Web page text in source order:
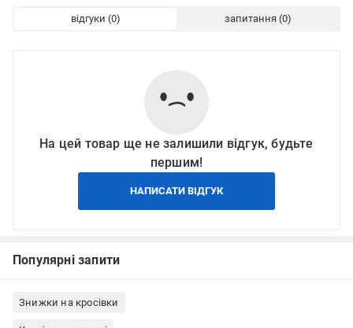
відгуки запитання
На цей товар ще не залишили відгук, будьте
першим!
НАПИСАТИ ВІДГУК
Популярні запити
Знижки на кросівки